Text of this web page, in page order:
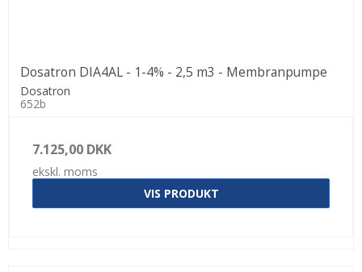
Dosatron DIA4AL - 1-4% - 2,5 m3 - Membranpumpe
Dosatron
652b
7.125,00 DKK
ekskl. moms
VIS PRODUKT